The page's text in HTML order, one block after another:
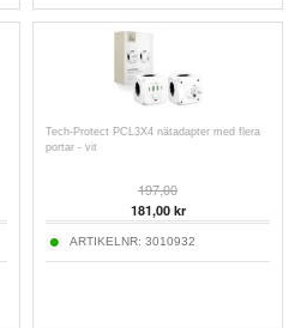
Tech-Protect PCL3X4 nätadapter med flera
portar - vit
197,00
181,00kr
ARTIKELNR: 3010932